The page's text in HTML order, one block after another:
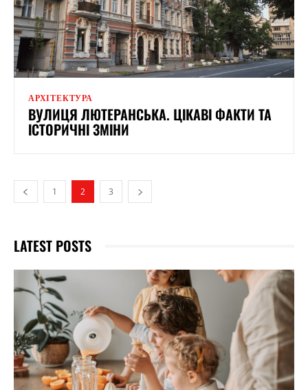
АРХІТЕКТУРА
ВУЛИЦЯ ЛЮТЕРАНСЬКА. ЦІКАВІ ФАКТИ ТА
ІСТОРИЧНІ ЗМІНИ
1 2 3
LATEST POSTS